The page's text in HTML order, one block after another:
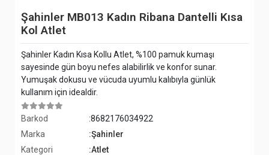
Şahinler MB013 Kadın Ribana Dantelli Kısa
Kol Atlet
Şahinler Kadın Kısa Kollu Atlet, %100 pamuk kumaşı
sayesinde gün boyu nefes alabilirlik ve konfor sunar.
Yumuşak dokusu ve vücuda uyumlu kalıbıyla günlük
kullanım için idealdir.
Barkod
:8682176034922
Marka
:Şahinler
Kategori
:Atlet